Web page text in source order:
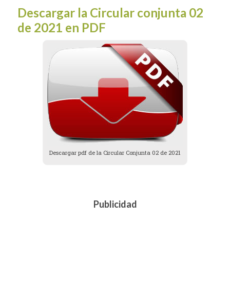
Descargar la Circular conjunta 02
de 2021 en PDF
Descargar pdf de la Circular Conjunta 02 de 2021
Publicidad